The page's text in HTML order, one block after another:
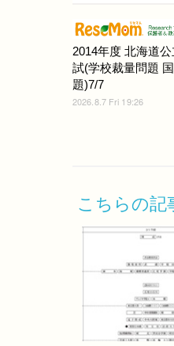
2014年度 北海道公
試(学校裁量問題
題)7/7
2026.8.7 Fri 19:26
こちらの記